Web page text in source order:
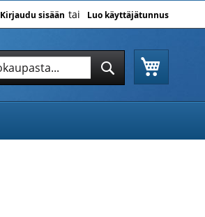
Kirjaudu sisään Luo käyttäjätunnus